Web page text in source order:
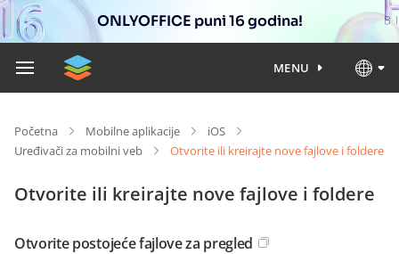
ONLYOFFICE puni 16 godina!
MENU
Početna Mobilne aplikacije
iOS
Uređivači za mobilni veb
Otvorite ili kreirajte nove fajlove i foldere
Otvorite ili kreirajte nove fajlove i foldere
Otvorite postojeće fajlove za pregled